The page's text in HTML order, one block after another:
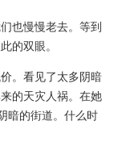
也慢慢老去。等到
的双眼。
。看见了太多阴暗
的天灾人祸。在她
暗的街道。什么时